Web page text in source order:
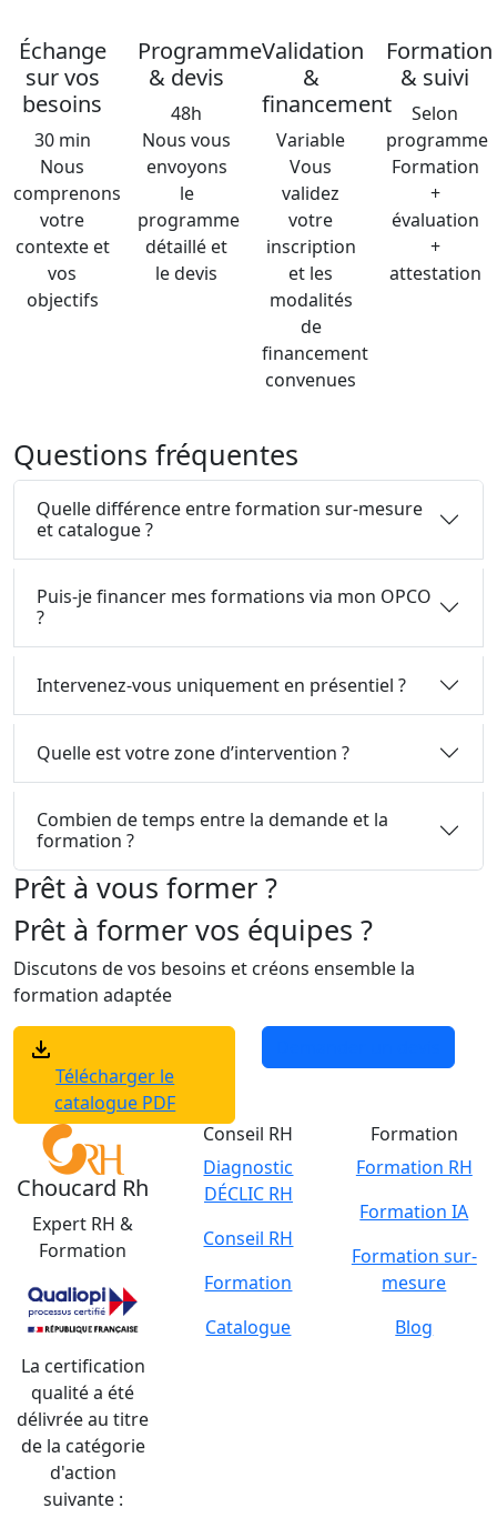
Échange
sur vos
besoins
30 min
Nous
comprenons
votre
contexte et
vos
objectifs
Programme
& devis
48h
Nous vous
envoyons
le
programme
détaillé et
le devis
Validation
&
financement
Variable
Vous
validez
votre
inscription
et les
modalités
de
financement
convenues
Formation
& suivi
Selon
programme
Formation
+
évaluation
+
attestation
Questions fréquentes
Quelle différence entre formation sur-mesure
et catalogue ?
Puis-je financer mes formations via mon OPCO
?
Intervenez-vous uniquement en présentiel ?
Quelle est votre zone d’intervention ?
Combien de temps entre la demande et la
formation ?
Prêt à vous former ?
Prêt à former vos équipes ?
Discutons de vos besoins et créons ensemble la
formation adaptée
Télécharger le
catalogue PDF
Choucard Rh
Expert RH &
Formation
La certification
qualité a été
délivrée au titre
de la catégorie
d'action
suivante :
Conseil RH
Diagnostic
DÉCLIC RH
Conseil RH
Formation
Catalogue
Formation
Formation RH
Formation IA
Formation sur-
mesure
Blog